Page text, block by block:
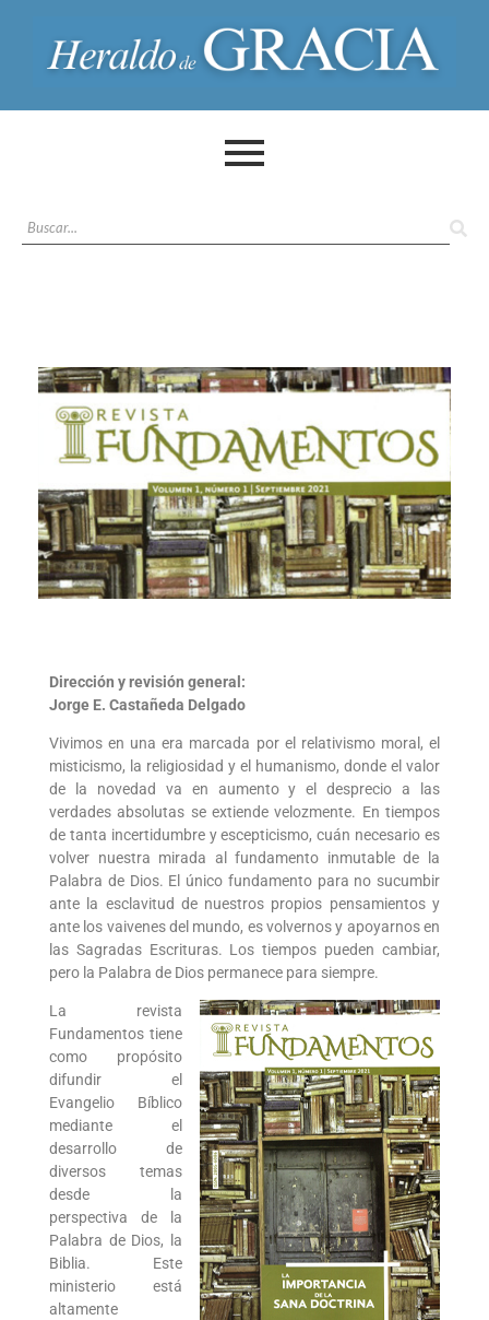
Dirección y revisión general:
Jorge E. Castañeda Delgado
Vivimos en una era marcada por el relativismo moral, el
misticismo, la religiosidad y el humanismo, donde el valor
de la novedad va en aumento y el desprecio a las
verdades absolutas se extiende velozmente. En tiempos
de tanta incertidumbre y escepticismo, cuán necesario es
volver nuestra mirada al fundamento inmutable de la
Palabra de Dios. El único fundamento para no sucumbir
ante la esclavitud de nuestros propios pensamientos y
ante los vaivenes del mundo, es volvernos y apoyarnos en
las Sagradas Escrituras. Los tiempos pueden cambiar,
pero la Palabra de Dios permanece para siempre.
La revista
Fundamentos tiene
como propósito
difundir el
Evangelio Bíblico
mediante el
desarrollo de
diversos temas
desde la
perspectiva de la
Palabra de Dios, la
Biblia. Este
ministerio está
altamente